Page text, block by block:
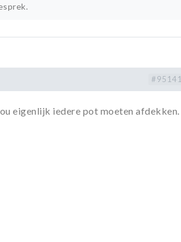
#95141
eigenlijk iedere pot moeten afdekken.